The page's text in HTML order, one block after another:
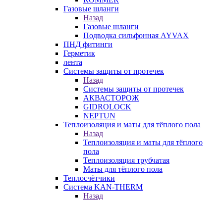
Газовые шланги
Назад
Газовые шланги
Подводка сильфонная AYVAX
ПНД фитинги
Герметик
лента
Системы защиты от протечек
Назад
Системы защиты от протечек
АКВАСТОРОЖ
GIDROLOCK
NEPTUN
Теплоизоляция и маты для тёплого пола
Назад
Теплоизоляция и маты для тёплого
пола
Теплоизоляция трубчатая
Маты для тёплого пола
Теплосчётчики
Система KAN-THERM
Назад